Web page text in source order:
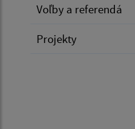
Voľby a referendá
Projekty